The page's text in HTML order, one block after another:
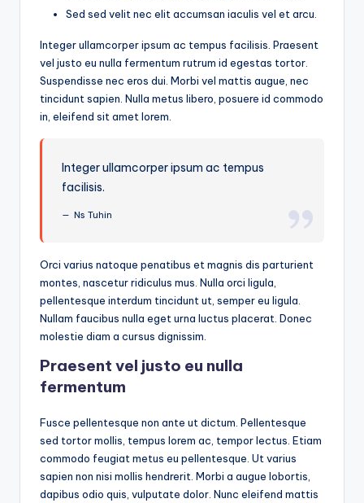
Sed sed velit nec elit accumsan iaculis vel et arcu.
Integer ullamcorper ipsum ac tempus facilisis. Praesent
vel justo eu nulla fermentum rutrum id egestas tortor.
Suspendisse nec eros dui. Morbi vel mattis augue, nec
tincidunt sapien. Nulla metus libero, posuere id commodo
in, eleifend sit amet lorem.
Integer ullamcorper ipsum ac tempus
facilisis.
Ns Tuhin
Orci varius natoque penatibus et magnis dis parturient
montes, nascetur ridiculus mus. Nulla orci ligula,
pellentesque interdum tincidunt ut, semper eu ligula.
Nullam faucibus nulla eget urna luctus placerat. Donec
molestie diam a cursus dignissim.
Praesent vel justo eu nulla
fermentum
Fusce pellentesque non ante ut dictum. Pellentesque
sed tortor mollis, tempus lorem ac, tempor lectus. Etiam
commodo feugiat metus eu pellentesque. Ut varius
sapien non nisi mollis hendrerit. Morbi a augue lobortis,
dapibus odio quis, vulputate dolor. Nunc eleifend mattis